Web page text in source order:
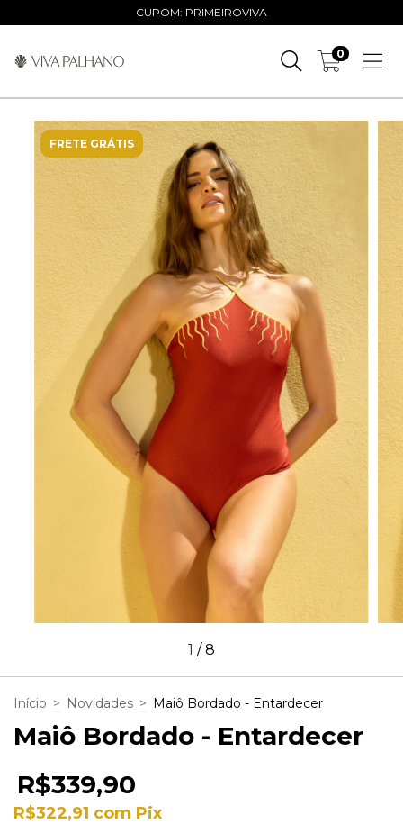
CUPOM: PRIMEIROVIVA
0
FRETE GRÁTIS
1 /8
Início > Novidades > Maiô Bordado - Entardecer
Maiô Bordado - Entardecer
R$339,90
R$322,91 com Pix